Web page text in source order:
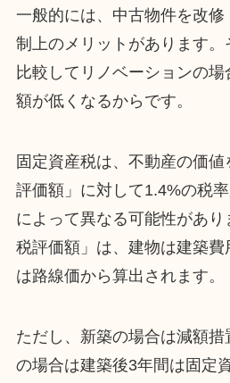
一般的には、中古物件を改
制上のメリットがあります。
比較してリノベーションの
額が低くなるからです。
固定資産税は、不動産の価
評価額」に対して1.4%の税
によって異なる可能性があ
税評価額」は、建物は建築
は路線価から算出されます。
ただし、新築の場合は減額
の場合は建築後3年間は固定